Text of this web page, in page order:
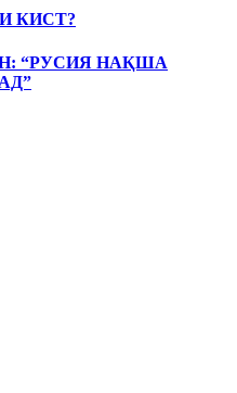
КИСТ?
“РУСИЯ НАҚША